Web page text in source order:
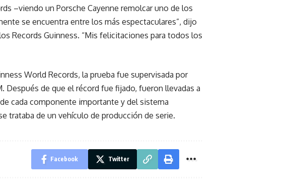
–viendo un Porsche Cayenne remolcar uno de los
se encuentra entre los más espectaculares”, dijo
Records Guinness. “Mis felicitaciones para todos los
World Records, la prueba fue supervisada por
Después de que el récord fue fijado, fueron llevadas a
cada componente importante y del sistema
trataba de un vehículo de producción de serie.
Facebook Twitter